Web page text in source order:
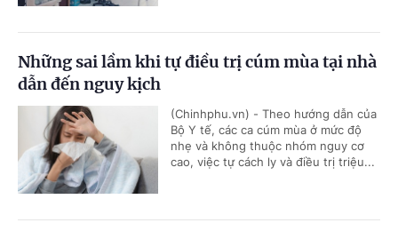
Những sai lầm khi tự điều trị cúm mùa tại nhà
dẫn đến nguy kịch
(Chinhphu.vn) - Theo hướng dẫn của
Bộ Y tế, các ca cúm mùa ở mức độ
nhẹ và không thuộc nhóm nguy cơ
cao, việc tự cách ly và điều trị triệu...